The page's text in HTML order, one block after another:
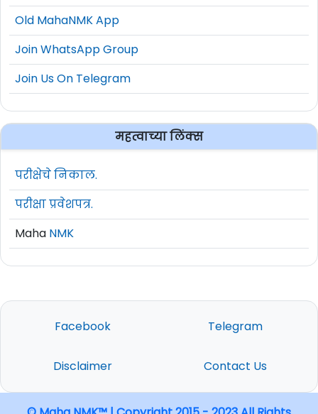
Old MahaNMK App
Join WhatsApp Group
Join Us On Telegram
महत्वाच्या लिंक्स
परीक्षेचे निकाल.
परीक्षा प्रवेशपत्र.
Maha NMK
Facebook Telegram
Disclaimer Contact Us